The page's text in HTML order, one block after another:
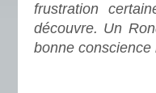
frustration
découvre. Un
bonne conscience